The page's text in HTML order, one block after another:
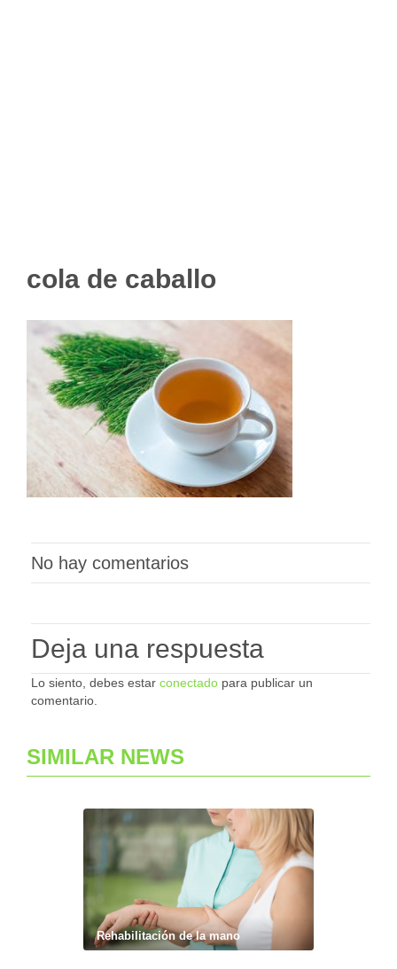
cola de caballo
No hay comentarios
Deja una respuesta
Lo siento, debes estar conectado para publicar un
comentario.
SIMILAR NEWS
Rehabilitación de la mano